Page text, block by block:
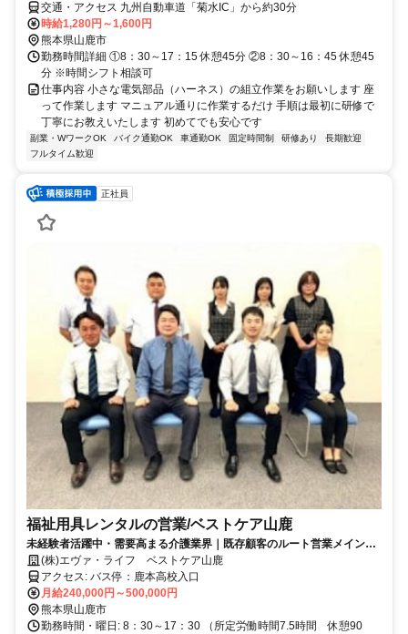
交通・アクセス 九州自動車道「菊水IC」から約30分
時給1,280円～1,600円
熊本県山鹿市
勤務時間詳細 ①8：30～17：15 休憩45分 ②8：30～16：45 休憩45
分 ※時間シフト相談可
仕事内容 小さな電気部品（ハーネス）の組立作業をお願いします 座
って作業します マニュアル通りに作業するだけ 手順は最初に研修で
丁寧にお教えいたします 初めてでも安心です
副業・WワークOK バイク通勤OK 車通勤OK 固定時間制 研修あり
長期歓迎
フルタイム歓迎
正社員
福祉用具レンタルの営業/ベストケア山鹿
未経験者活躍中・需要高まる介護業界｜既存顧客のルート営業メイン｜
インセンティブもあり｜飛び込みなし｜喜んでもらえて安定したやりが
いある仕事です。
(株)エヴァ・ライフ ベストケア山鹿
アクセス: バス停：鹿本高校入口
月給240,000円～500,000円
熊本県山鹿市
勤務時間・曜日: 8：30～17：30 （所定労働時間7.5時間 休憩90